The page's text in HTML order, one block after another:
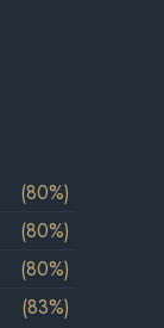
(80%)
(80%)
(80%)
(83%)